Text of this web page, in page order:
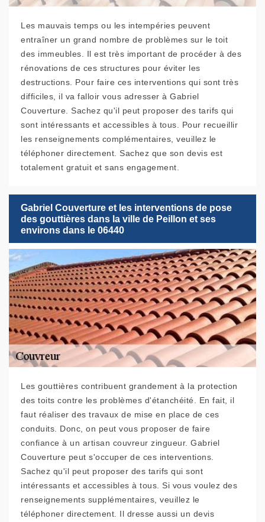
Les mauvais temps ou les intempéries peuvent
entraîner un grand nombre de problèmes sur le toit
des immeubles. Il est très important de procéder à des
rénovations de ces structures pour éviter les
destructions. Pour faire ces interventions qui sont très
difficiles, il va falloir vous adresser à Gabriel
Couverture. Sachez qu'il peut proposer des tarifs qui
sont intéressants et accessibles à tous. Pour recueillir
les renseignements complémentaires, veuillez le
téléphoner directement. Sachez que son devis est
totalement gratuit et sans engagement.
Gabriel Couverture et les interventions de pose
des gouttières dans la ville de Peillon et ses
environs dans le 06440
Les gouttières contribuent grandement à la protection
des toits contre les problèmes d'étanchéité. En fait, il
faut réaliser des travaux de mise en place de ces
conduits. Donc, on peut vous proposer de faire
confiance à un artisan couvreur zingueur. Gabriel
Couverture peut s'occuper de ces interventions.
Sachez qu'il peut proposer des tarifs qui sont
intéressants et accessibles à tous. Si vous voulez des
renseignements supplémentaires, veuillez le
téléphoner directement. Il dresse aussi un devis